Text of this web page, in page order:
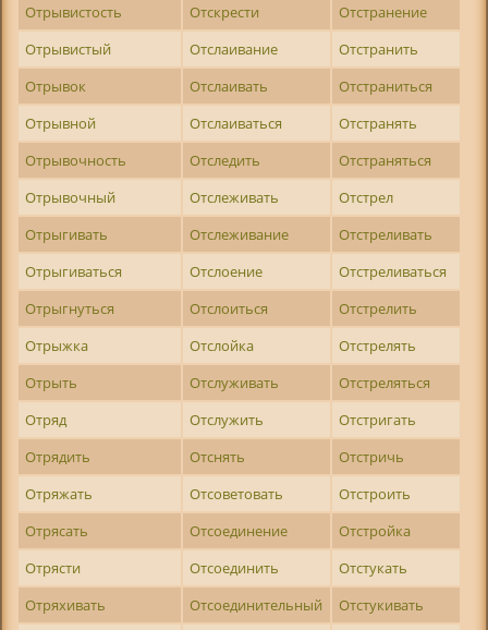
Отрывистость
Отскрести
Отстранение
Отрывистый
Отслаивание
Отстранить
Отрывок
Отслаивать
Отстраниться
Отрывной
Отслаиваться
Отстранять
Отрывочность
Отследить
Отстраняться
Отрывочный
Отслеживать
Отстрел
Отрыгивать
Отслеживание
Отстреливать
Отрыгиваться
Отслоение
Отстреливаться
Отрыгнуться
Отслоиться
Отстрелить
Отрыжка
Отслойка
Отстрелять
Отрыть
Отслуживать
Отстреляться
Отряд
Отслужить
Отстригать
Отрядить
Отснять
Отстричь
Отряжать
Отсоветовать
Отстроить
Отрясать
Отсоединение
Отстройка
Отрясти
Отсоединить
Отстукать
Отряхивать
Отсоединительный
Отстукивать